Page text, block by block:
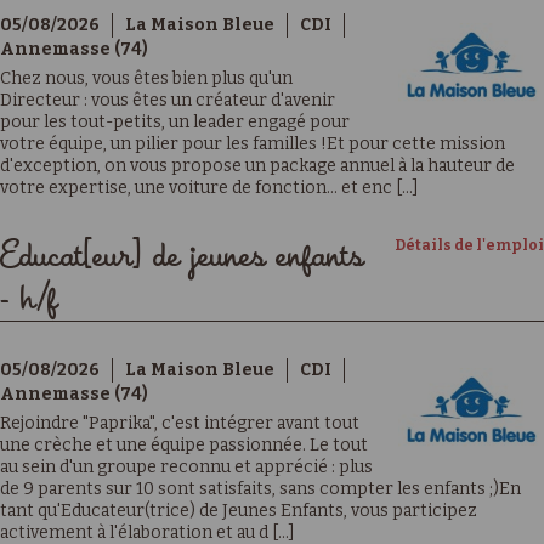
05/08/2026 La Maison Bleue
CDI
Annemasse (74)
Chez nous, vous êtes bien plus qu'un
Directeur : vous êtes un créateur d'avenir
pour les tout-petits, un leader engagé pour
votre équipe, un pilier pour les familles !Et pour cette mission
d'exception, on vous propose un package annuel à la hauteur de
votre expertise, une voiture de fonction… et enc [...]
Détails de l'emploi
Educat[eur] de jeunes enfants
- h/f
05/08/2026 La Maison Bleue
CDI
Annemasse (74)
Rejoindre "Paprika", c'est intégrer avant tout
une crèche et une équipe passionnée. Le tout
au sein d'un groupe reconnu et apprécié : plus
de 9 parents sur 10 sont satisfaits, sans compter les enfants ;)En
tant qu'Educateur(trice) de Jeunes Enfants, vous participez
activement à l'élaboration et au d [...]